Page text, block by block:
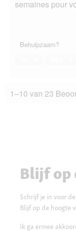
semaines pour
Behulpzaam?
1–10 van 23
Blijf op
Schrijf je in voor
Blijf op de hoogte
Ik ga ermee